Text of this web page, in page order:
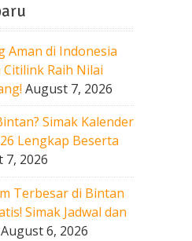
Aman di Indonesia
Citilink Raih Nilai
August 7, 2026
Simak Kalender
Lengkap Beserta
7, 2026
Terbesar di Bintan
Simak Jadwal dan
August 6, 2026